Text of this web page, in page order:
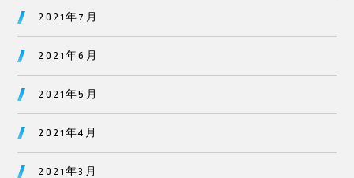
2021年7月
2021年6月
2021年5月
2021年4月
2021年3月